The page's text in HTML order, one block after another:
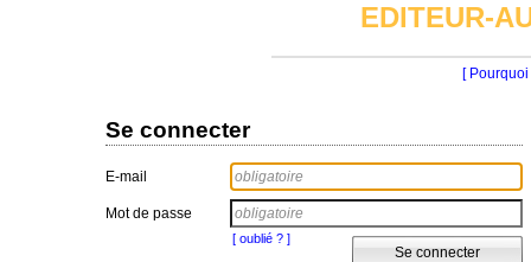
EDITEUR-
[
Se connecter
E-mail
Mot de passe
[ oublié ? ]
Se connecter